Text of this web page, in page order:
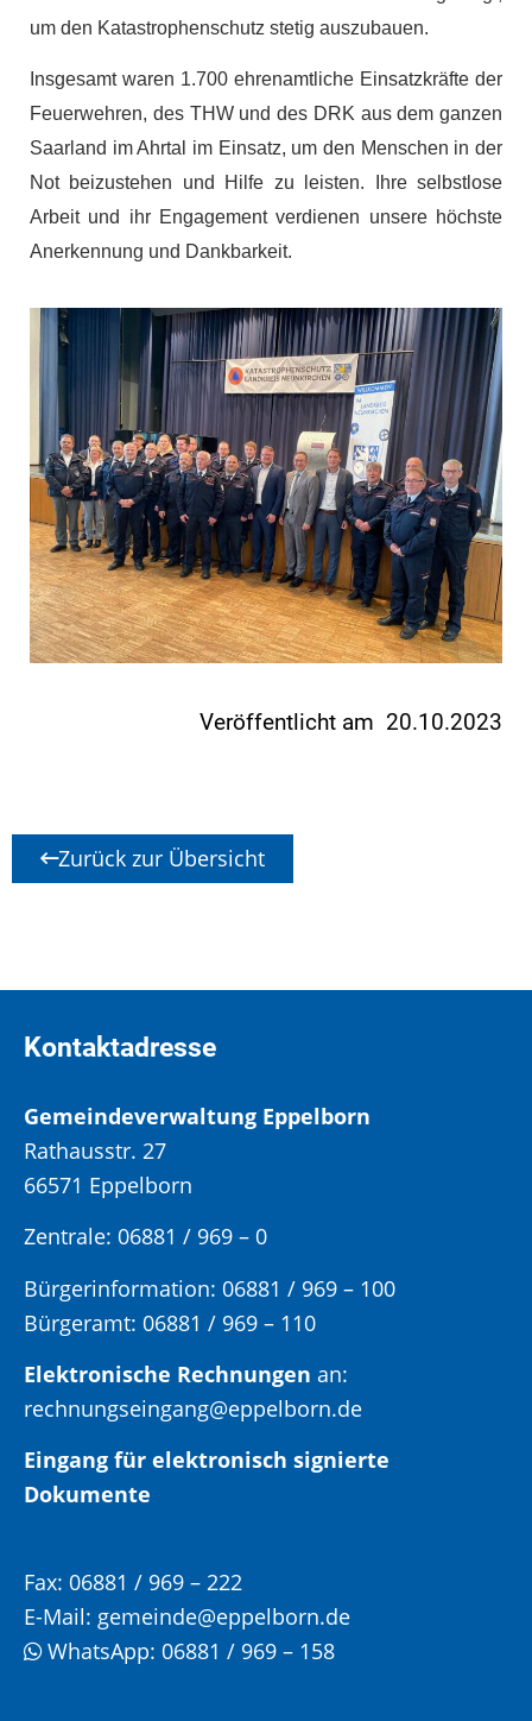
um den Katastrophenschutz stetig auszubauen.
Insgesamt waren 1.700 ehrenamtliche Einsatzkräfte der
Feuerwehren, des THW und des DRK aus dem ganzen
Saarland im Ahrtal im Einsatz, um den Menschen in der
Not beizustehen und Hilfe zu leisten. Ihre selbstlose
Arbeit und ihr Engagement verdienen unsere höchste
Anerkennung und Dankbarkeit.
Veröffentlicht am 20.10.2023
Zurück zur Übersicht
Kontaktadresse
Gemeindeverwaltung Eppelborn
Rathausstr. 27
66571 Eppelborn
Zentrale: 06881 / 969 – 0
Bürgerinformation: 06881 / 969 – 100
Bürgeramt: 06881 / 969 – 110
Elektronische Rechnungen an:
rechnungseingang@eppelborn.de
Eingang für elektronisch signierte
Dokumente
Fax: 06881 / 969 – 222
E-Mail: gemeinde@eppelborn.de
WhatsApp: 06881 / 969 – 158